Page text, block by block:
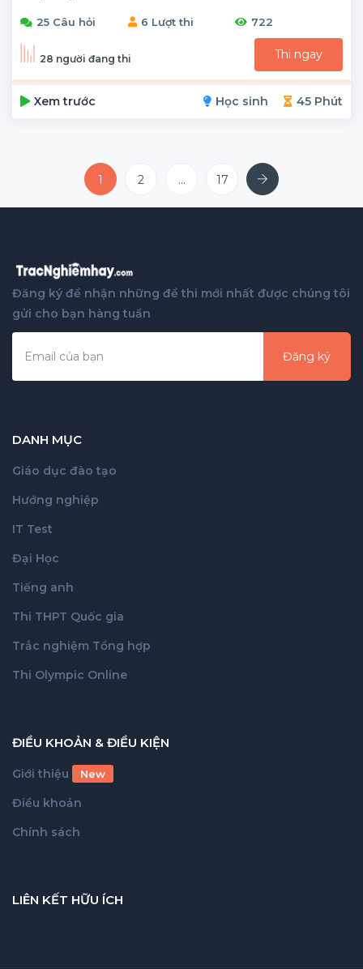
25 Câu hỏi 6 Lượt thi 722
28 người đang thi Thi ngay
Xem trước Học sinh 45 Phút
1 2 ... 17 Next
Đăng ký để nhận những đề thi mới nhất được chúng tôi
gửi cho bạn hàng tuần
Đăng ký
DANH MỤC
Giáo dục đào tạo
Hướng nghiệp
IT Test
Đại Học
Tiếng anh
Thi THPT Quốc gia
Trắc nghiệm Tổng hợp
Thi Olympic Online
ĐIỀU KHOẢN & ĐIỀU KIỆN
Giới thiệu New
Điều khoản
Chính sách
LIÊN KẾT HỮU ÍCH